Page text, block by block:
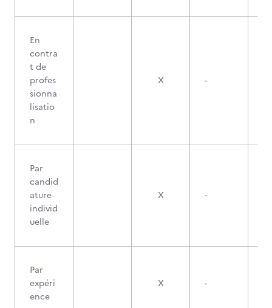
En
contra
t de
profes
sionna
lisatio
n
X -
Par
candid
ature
individ
uelle
X -
Par
expéri
ence
X -